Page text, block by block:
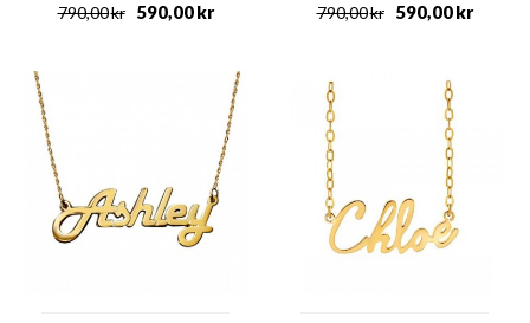
kr
790,00 kr
590,00 kr
790,00 kr
590,00